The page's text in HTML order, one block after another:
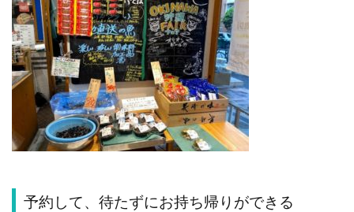
予約して、待たずにお持ち帰りができる